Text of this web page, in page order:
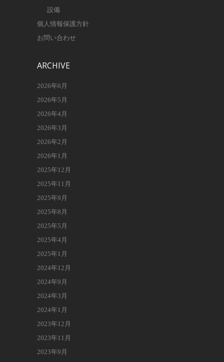
設備
個人情報保護方針
お問い合わせ
ARCHIVE
2026年6月
2026年5月
2026年4月
2026年3月
2026年2月
2026年1月
2025年12月
2025年11月
2025年9月
2025年8月
2025年5月
2025年4月
2025年1月
2024年12月
2024年9月
2024年3月
2024年1月
2023年12月
2023年11月
2023年9月